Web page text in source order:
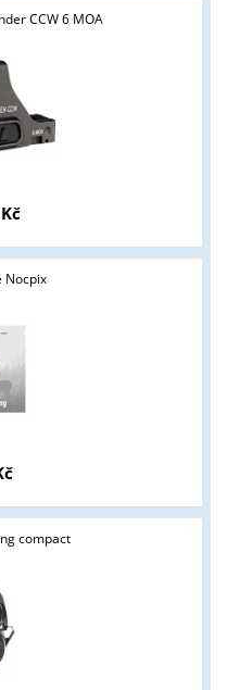
CCW 6 MOA
Nocpix
compact
a střelivo. Splňujete tyto
NE